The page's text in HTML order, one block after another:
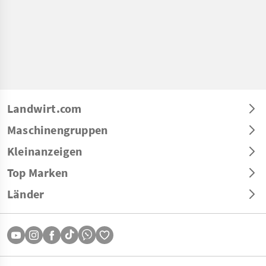
Landwirt.com
Maschinengruppen
Kleinanzeigen
Top Marken
Länder